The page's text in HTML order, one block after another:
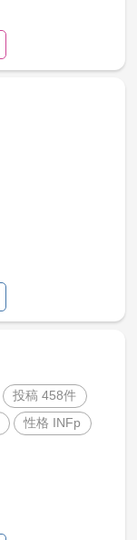
投稿 458件
性格 INFp